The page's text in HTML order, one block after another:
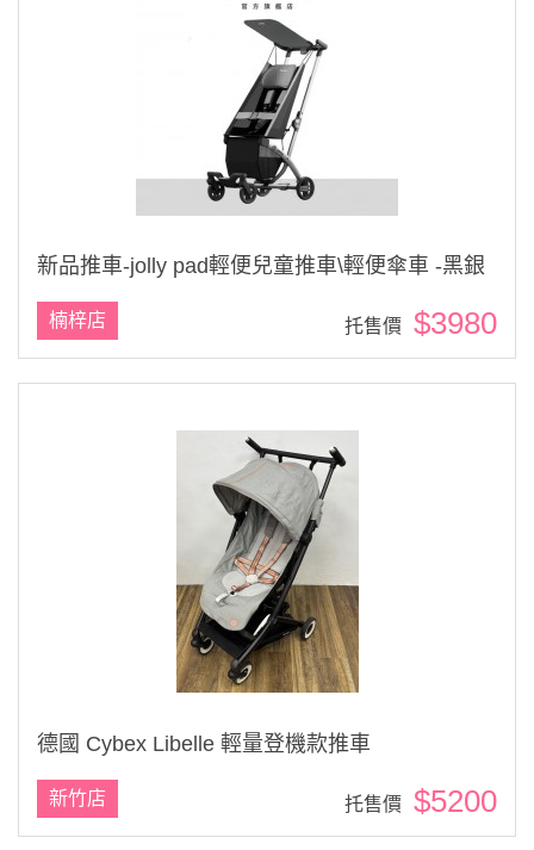
新品推車-jolly pad輕便兒童推車\輕便傘車 -黑銀
$3980
托售價
楠梓店
德國 Cybex Libelle 輕量登機款推車
$5200
托售價
新竹店